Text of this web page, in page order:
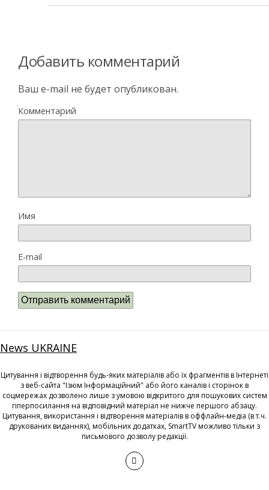
Добавить комментарий
Ваш e-mail не будет опубликован.
Комментарий
Имя
E-mail
News UKRAINE
Цитування і відтворення будь-яких матеріалів або їх фрагментів в Інтернеті
з веб-сайта "Ізюм Інформаційний" або його каналів і сторінок в
соцмережах дозволено лише з умовою відкритого для пошукових систем
гіперпосилання на відповідний матеріал не нижче першого абзацу.
Цитування, використання і відтворення матеріалів в оффлайн-медіа (в т.ч.
друкованих виданнях), мобільних додатках, SmartTV можливо тільки з
письмового дозволу редакції.